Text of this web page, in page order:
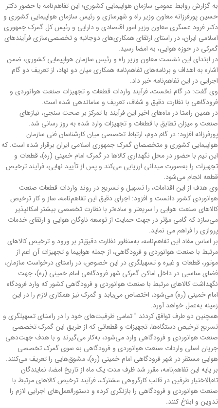
به گزارش روابط عمومی سازمان هواپیمایی کشوری؛ این تفاهم‌نامه با حضور دکتر
حسین پورفرزانه معاون وزیر راه و شهرسازی و رئیس سازمان هواپیمایی کشوری و
دکتر فرود عسگری معاون وزیر امور اقتصادی و دارایی و رئیس کل گمرک جمهوری
اسلامی ایران، در راستای ارتقای همکاری‌های دوجانبه و تخصصی‌سازی فرآیندهای
گمرکی در حوزه هوایی، به امضا رسید.
در ابتدای این نشست معاون وزیر راه و رئیس سازمان هواپیمایی کشوری، ضمن
اشاره به اهداف و برنامه‌های تفاهم‌نامه همکاری میان دو نهاد، از تعریف دو گام
اجرایی در این تفاهم‌نامه خبر داد.
وی گفت: در گام نخست، فرآیند واردات قطعات و تجهیزات صنعت هوانوردی و
فرودگاهی با نظارت دقیق و شفاف، تعریف و ساماندهی شده است.
در همین راستا در ماه‌های اخیر این فرآیند با تمرکز بر صحت سنجی، نیازهای
صنعت و میزان تطابق با قطعات و تجهیزات وارد شده به روز رسانی شد.
پورفرزانه افزود: در گام دوم، ارتباط تخصصی میان کارشناسان فنی سازمان
هواپیمایی کشوری و متخصصان گمرک جمهوری اسلامی ایران برقرار شده است. که
این تیم با حضور در محل نگهداری کالاها در گمرک امام خمینی (ره)، قطعات و
تجهیزات را به‌صورت میدانی ارزیابی می‌کند و پس از تأیید نهایی، فرآیند ترخیص
قطعه انجام می‌شود.
وی هدف از این اقدامات، را تسهیل و تسریع در روند واردات قطعات صنعت
هوانوردی کشور دانست و افزود: اجرای دقیق این تفاهم‌نامه، ساز و کار ترخیص
کالاهای صنعت هوایی را سریعتر و ساده‌تر با نظارت تخصصی بیشتر امکانپذیر
می‌سازد که گامی مؤثر در جهت حمایت از توسعه ناوگان هوایی و ارتقای خدمات
پروازی را فراهم می نماید.
بر اساس مفاد این تفاهم‌نامه، به‌منظور نظارت دقیق‌تر بر ورود و ترخیص کالاهای
مرتبط با صنعت هوانوردی و فرودگاهی، از جمله هواپیما و تجهیزات آن اعم از
موتور، قطعات و غیره و تسهیلگری در این خصوص، در راستاى درخواست سازمان،
فضاى مناسبى در داخل اماكن گمركى شهر فرودگاهی امام خمینی (ره)، جهت
نگهداشت كالاهاى مرتبط با صنعت هوانوردى و فرودگاهى كشور كه وارد فرودگاه
امام خمینى (ره) مى‌شود، اختصاص می‌یابد و گمرک نیز همکاری لازم را در این
زمینه به‌عمل خواهد آورد.
همچنین دو طرف توافق کردند ” تمامی ظرفیت‌های خود را در راستای تسهیلگری و
تسریع ترخیص دستگاه‌ها، تجهیزات و قطعاتی که از طریق این گمرک تخصصی
صنعت هوانوردى و فرودگاهى وارد می‌شود، به‌کار می‌گیرند و با هدف جهت‌دهی
جریان اصلی واردات صنعت هوانوردی و فرودگاهی به سوی گمرک تخصصی
هوایی مستقر در شهر فرودگاهی امام خمینی (ره)، مشوق‌هایی را تعریف می‌کنند.
بر پایه این تفاهم‌نامه، مقرر شد ظرف مدت یک ماه از تاریخ امضا، نمایندگان
تام‌الاختیار طرفین در قالب کارگروهی مشترک، فرآیند ترخیص کالاهای مرتبط با
صنعت هوانوردی و فرودگاهی را بازنگری کرده و دستورالعمل‌های اجرایی لازم را
تدوین و ابلاغ کنند.